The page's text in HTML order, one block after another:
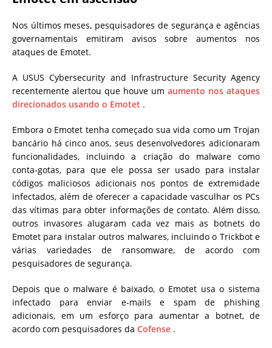
Nos últimos meses, pesquisadores de segurança e agências
governamentais emitiram avisos sobre aumentos nos
ataques de Emotet.
A USUS Cybersecurity and Infrastructure Security Agency
recentemente alertou que houve um aumento nos ataques
direcionados usando o Emotet .
Embora o Emotet tenha começado sua vida como um Trojan
bancário há cinco anos, seus desenvolvedores adicionaram
funcionalidades, incluindo a criação do malware como
conta-gotas, para que ele possa ser usado para instalar
códigos maliciosos adicionais nos pontos de extremidade
infectados, além de oferecer a capacidade vasculhar os PCs
das vítimas para obter informações de contato. Além disso,
outros invasores alugaram cada vez mais as botnets do
Emotet para instalar outros malwares, incluindo o Trickbot e
várias variedades de ransomware, de acordo com
pesquisadores de segurança.
Depois que o malware é baixado, o Emotet usa o sistema
infectado para enviar e-mails e spam de phishing
adicionais, em um esforço para aumentar a botnet, de
acordo com pesquisadores da Cofense .